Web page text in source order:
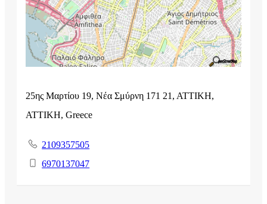
25ης Μαρτίου 19, Νέα Σμύρνη 171 21, ΑΤΤΙΚΗ,
ΑΤΤΙΚΗ, Greece
2109357505
6970137047